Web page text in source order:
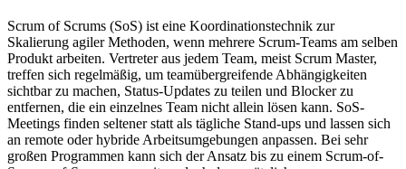
Scrum of Scrums (SoS) ist eine Koordinationstechnik zur
Skalierung agiler Methoden, wenn mehrere Scrum-Teams am selben
Produkt arbeiten. Vertreter aus jedem Team, meist Scrum Master,
treffen sich regelmäßig, um teamübergreifende Abhängigkeiten
sichtbar zu machen, Status-Updates zu teilen und Blocker zu
entfernen, die ein einzelnes Team nicht allein lösen kann. SoS-
Meetings finden seltener statt als tägliche Stand-ups und lassen sich
an remote oder hybride Arbeitsumgebungen anpassen. Bei sehr
großen Programmen kann sich der Ansatz bis zu einem Scrum-of-